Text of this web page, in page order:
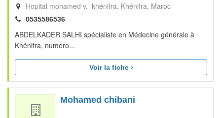
Hopital mohamed v, khénifra Khénifra Maroc
0535586536
ABDELKADER SALHI spécialiste en Médecine générale à
Khénifra, numéro...
Voir la fiche
Mohamed chibani